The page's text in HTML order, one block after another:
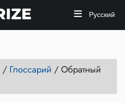
Русский
/ Глоссарий /Обратный